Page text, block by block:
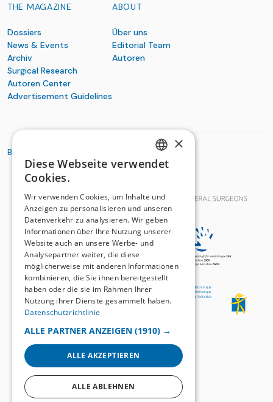
THE MAGAZINE
Dossiers
News & Events
Archiv
Surgical Research
Autoren Center
Advertisement Guidelines
ABOUT
Über uns
Editorial Team
Autoren
BASIC ORGANIZATIONS
GERMAN
×
Diese Webseite verwendet
Cookies.
Wir verwenden Cookies, um Inhalte und
Anzeigen zu personalisieren und unseren
Datenverkehr zu analysieren. Wir geben
Informationen über Ihre Nutzung unserer
Website auch an unsere Werbe- und
Analysepartner weiter, die diese
möglicherweise mit anderen Informationen
kombinieren, die Sie ihnen bereitgestellt
haben oder die sie im Rahmen Ihrer
Nutzung ihrer Dienste gesammelt haben.
Datenschutzrichtlinie
ALLE PARTNER ANZEIGEN (1910) →
ALLE AKZEPTIEREN
ALLE ABLEHNEN